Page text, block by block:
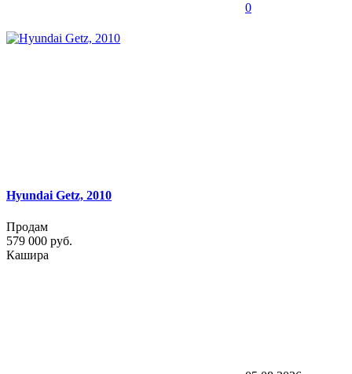
0
Hyundai Getz, 2010
Продам
579 000 руб.
Кашира